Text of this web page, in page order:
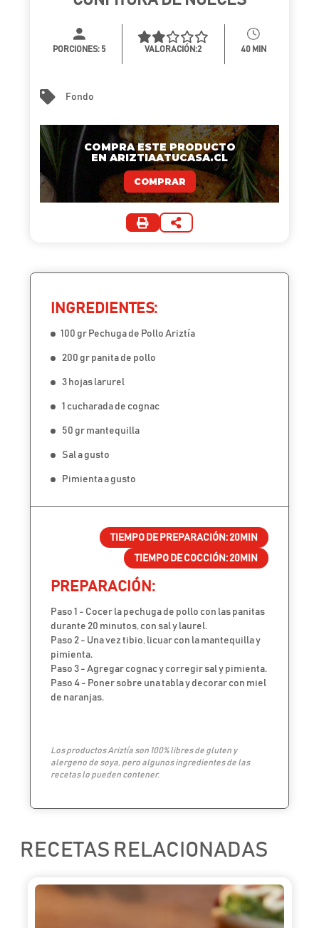
PORCIONES: 5 VALORACIÓN:2 40 MIN
Fondo
COMPRA ESTE PRODUCTO
EN ARIZTIAATUCASA.CL
COMPRAR
INGREDIENTES:
100 gr Pechuga de Pollo Ariztía
200 gr panita de pollo
3 hojas larurel
1 cucharada de cognac
50 gr mantequilla
Sal a gusto
Pimienta a gusto
TIEMPO DE PREPARACIÓN:20MIN
TIEMPO DE COCCIÓN:20MIN
PREPARACIÓN:
Paso 1 - Cocer la pechuga de pollo con las panitas
durante 20 minutos, con sal y laurel.
Paso 2 - Una vez tibio, licuar con la mantequilla y
pimienta.
Paso 3 - Agregar cognac y corregir sal y pimienta.
Paso 4 - Poner sobre una tabla y decorar con miel
de naranjas.
Los productos Ariztía son 100% libres de gluten y
alergeno de soya, pero algunos ingredientes de las
recetas lo pueden contener.
RECETAS RELACIONADAS